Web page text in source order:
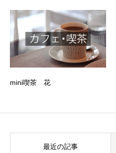
mini喫茶 花
最近の記事